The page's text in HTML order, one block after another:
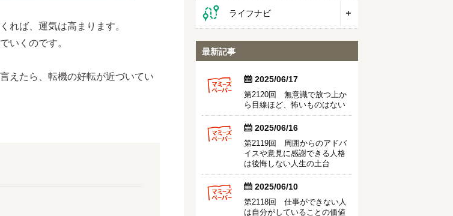
れば、運気は高まります。
いくのです。
えたら、転機の好転が近づいてい
ライフナビ
最新記事
  2025/06/17
第2120回 無意識で放つ上か
ら目線ほど、怖いものはない
  2025/06/16
第2119回 周囲からのアドバ
イスや意見に感謝できる人格
は後悔しない人生の土台
  2025/06/10
第2118回 仕事ができない人
は自分がしていることの価値